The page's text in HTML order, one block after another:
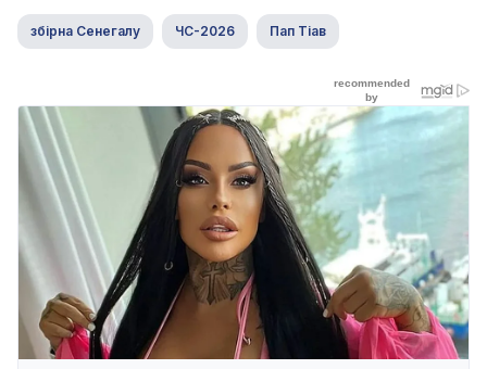
збірна Сенегалу ЧС-2026 Пап Тіав